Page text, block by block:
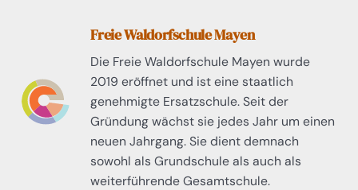
Freie Waldorfschule Mayen
Die Freie Waldorfschule Mayen wurde
2019 eröffnet und ist eine staatlich
genehmigte Ersatzschule. Seit der
Gründung wächst sie jedes Jahr um einen
neuen Jahrgang. Sie dient demnach
sowohl als Grundschule als auch als
weiterführende Gesamtschule.